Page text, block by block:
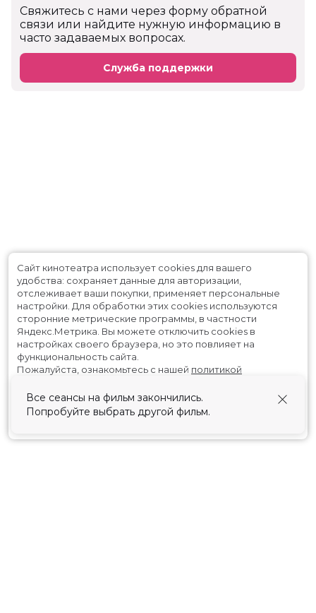
Cвяжитесь с нами через форму обратной
связи или найдите нужную информацию в
часто задаваемых вопросах.
Служба поддержки
Все сеансы на фильм закончились.
Попробуйте выбрать другой фильм.
Сайт кинотеатра использует cookies для вашего
удобства: сохраняет данные для авторизации,
отслеживает ваши покупки, применяет персональные
настройки. Для обработки этих cookies используются
сторонние метрические программы, в частности
Яндекс.Метрика. Вы можете отключить cookies в
настройках своего браузера, но это повлияет на
функциональность сайта.
Пожалуйста, ознакомьтесь с нашей политикой
Принять